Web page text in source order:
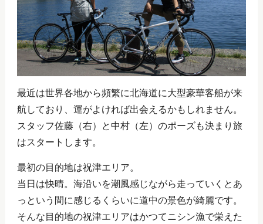
最近は世界各地から頻繁に北海道に大型豪華客船が来
航しており、運がよければ出会えるかもしれません。
スタッフ佐藤（右）と中村（左）のポーズも決まり旅
はスタートします。
最初の目的地は祝津エリア。
当日は快晴。海沿いを潮風感じながら走っていくとあ
っという間に感じるくらいに道中の景色が綺麗です。
そんな目的地の祝津エリアはかつてニシン漁で栄えた